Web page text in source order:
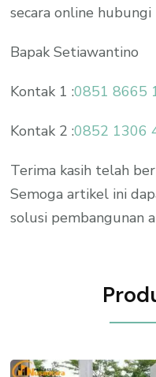
secara online
Bapak Setiawantino
Kontak 1 :0851 8665
Kontak 2 :0852 1306
Terima kasih telah
Semoga artikel ini
solusi pembangunan